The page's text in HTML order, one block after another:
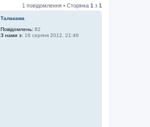
1 повідомлення • Сторінка 1 з 1
Талакама
Повідомлень: 82
З нами з: 16 серпня 2012, 21:46